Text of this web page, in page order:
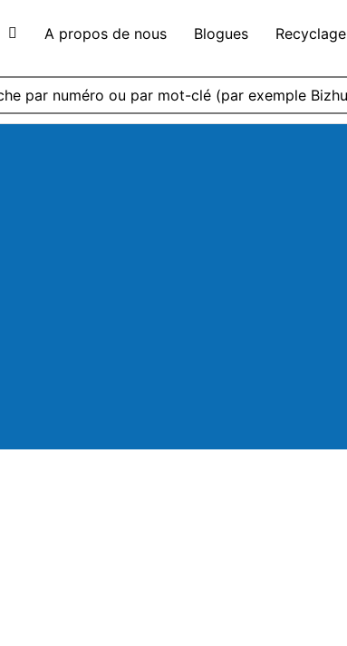
A propos de nous Blogues Recyclage